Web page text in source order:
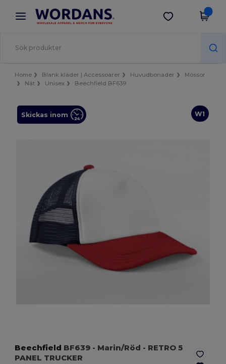
× Wordans-app
Bättre priser i appen!
Hämta app
Home Blank kläder | Accessoarer Huvudbonader
Mössor
Nät
Unisex Beechfield BF639
W1
Skickas inom
Beechfield BF639 - Marin/Röd - RETRO 5
PANEL TRUCKER